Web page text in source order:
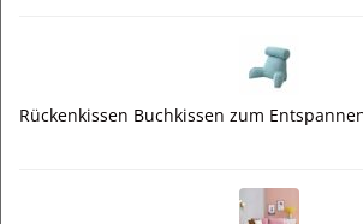
Rückenkissen Buchkissen zum